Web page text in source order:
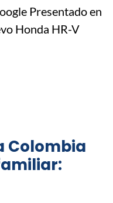
Presentado en
Honda HR-V
Colombia